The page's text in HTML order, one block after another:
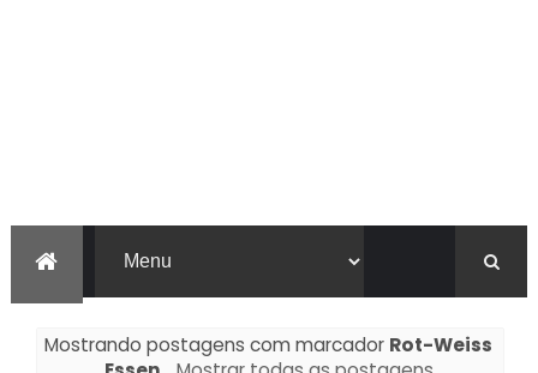
Mostrando postagens com marcador Rot-Weiss